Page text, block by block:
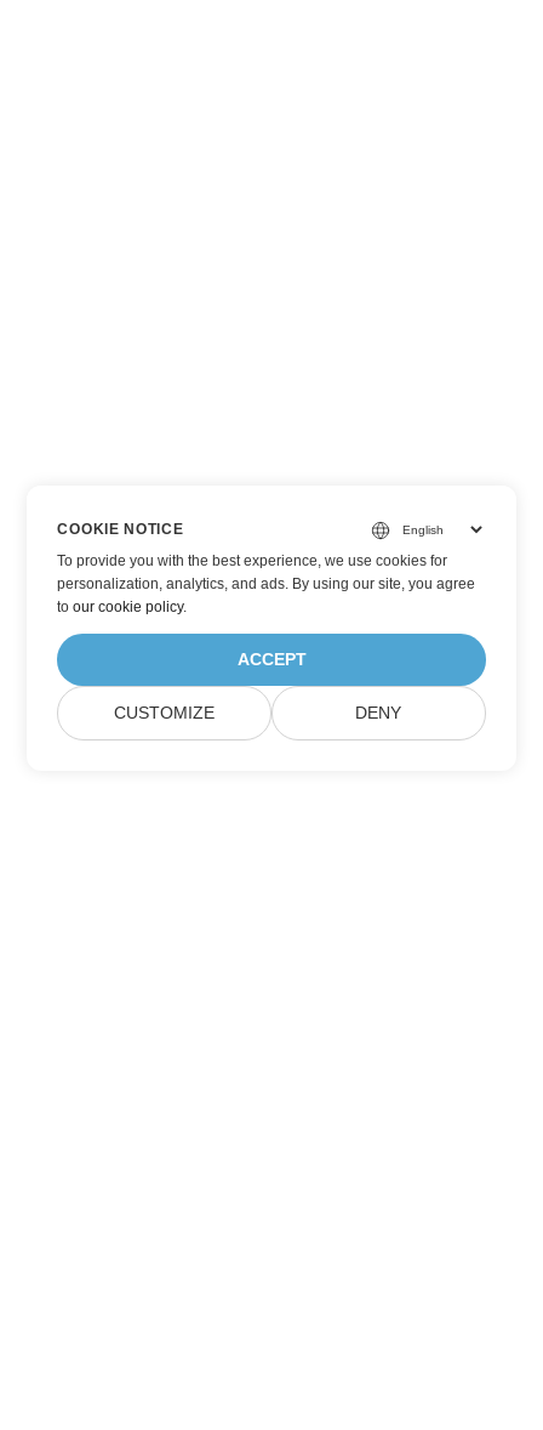
COOKIE NOTICE
To provide you with the best experience, we use cookies for
personalization, analytics, and ads. By using our site, you agree
toour cookie policy.
ACCEPT
CUSTOMIZE DENY